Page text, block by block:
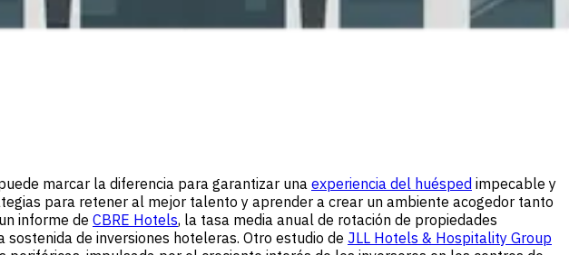
marcar la diferencia para garantizar una experiencia del huésped impecable y
para retener al mejor talento y aprender a crear un ambiente acogedor tanto
informe de CBRE Hotels, la tasa media anual de rotación de propiedades
de inversiones hoteleras. Otro estudio de JLL Hotels & Hospitality Group